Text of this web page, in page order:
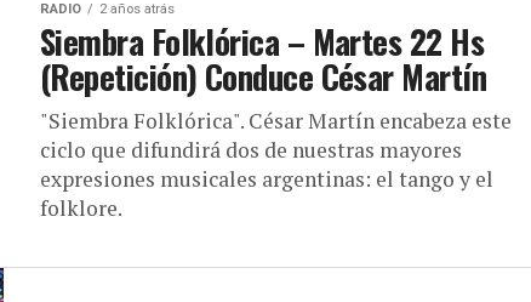
RADIO 2 años atrás
Siembra Folklórica – Martes 22 Hs
(Repetición) Conduce César Martín
"Siembra Folklórica". César Martín encabeza este
ciclo que difundirá dos de nuestras mayores
expresiones musicales argentinas: el tango y el
folklore.